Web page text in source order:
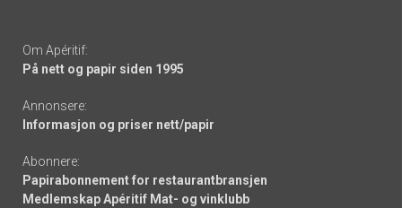
Om Apéritif:
På nett og papir siden 1995
Annonsere:
Informasjon og priser nett/papir
Abonnere:
Papirabonnement for restaurantbransjen
Medlemskap Apéritif Mat- og vinklubb